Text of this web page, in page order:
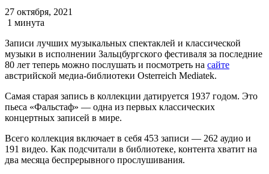
27 октября, 2021
1 минута
Записи лучших музыкальных спектаклей и классической
музыки в исполнении Зальцбургского фестиваля за последние
80 лет теперь можно послушать и посмотреть на сайте
австрийской медиа-библиотеки Osterreich Mediatek.
Самая старая запись в коллекции датируется 1937 годом. Это
пьеса «Фальстаф» — одна из первых классических
концертных записей в мире.
Всего коллекция включает в себя 453 записи — 262 аудио и
191 видео. Как подсчитали в библиотеке, контента хватит на
два месяца беспрерывного прослушивания.